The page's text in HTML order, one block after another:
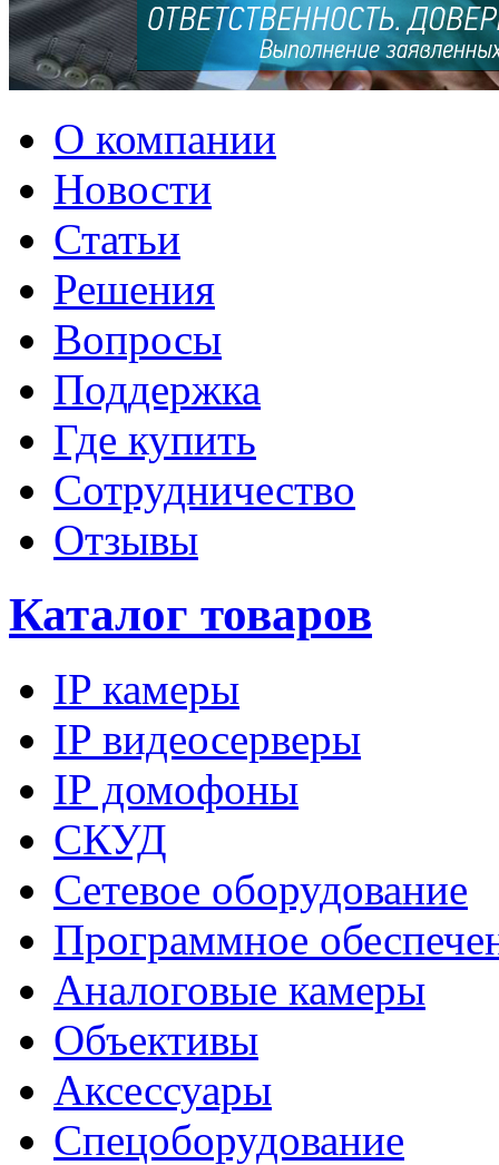
О компании
Новости
Статьи
Решения
Вопросы
Поддержка
Где купить
Сотрудничество
Отзывы
Каталог товаров
IP камеры
IP видеосерверы
IP домофоны
СКУД
Сетевое оборудование
Программное
Аналоговые камеры
Объективы
Аксессуары
Спецоборудование